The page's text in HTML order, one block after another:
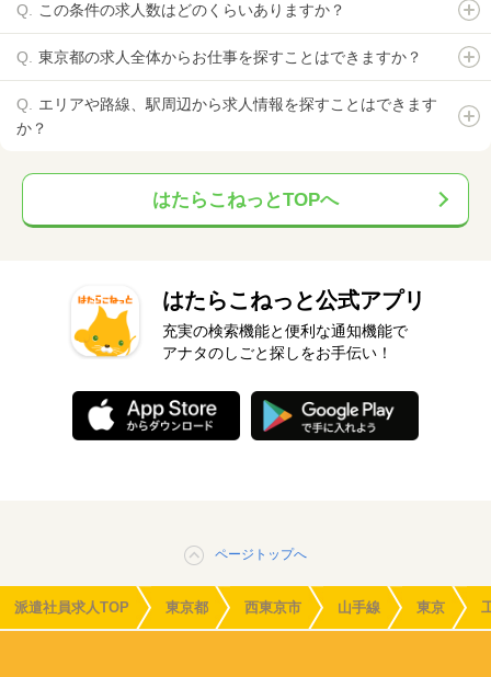
この条件の求人数はどのくらいありますか？
東京都の求人全体からお仕事を探すことはできますか？
エリアや路線、駅周辺から求人情報を探すことはできます
か？
はたらこねっとTOPへ
はたらこねっと公式アプリ
充実の検索機能と便利な通知機能で
アナタのしごと探しをお手伝い！
ページトップへ
派遣社員求人TOP 東京都 西東京市 山手線 東京